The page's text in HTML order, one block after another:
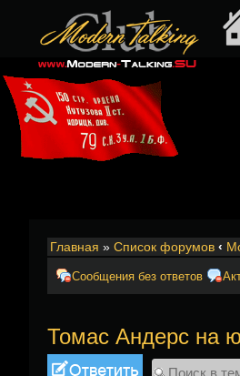
Главная » Список форумов ‹
Сообщения без ответов
Томас Андерс на
Ответить